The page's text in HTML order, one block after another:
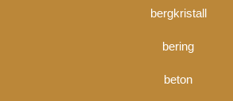
bergkristall
bering
beton